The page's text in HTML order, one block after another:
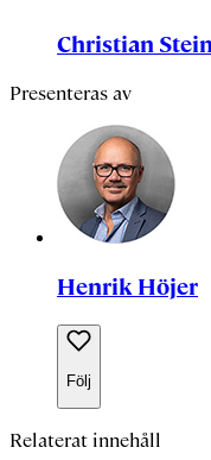
Christian
Presenteras av
Henrik Höjer
Följ
Relaterat innehåll